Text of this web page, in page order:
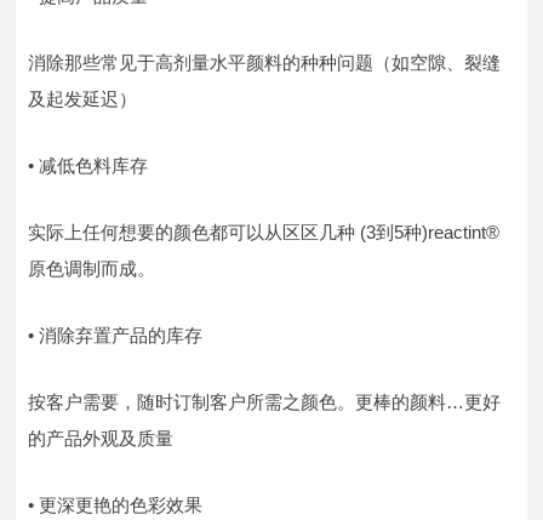
消除那些常见于高剂量水平颜料的种种问题（如空隙、裂缝
及起发延迟）
• 减低色料库存
实际上任何想要的颜色都可以从区区几种 (3到5种)reactint®
原色调制而成。
• 消除弃置产品的库存
按客户需要，随时订制客户所需之颜色。更棒的颜料…更好
的产品外观及质量
• 更深更艳的色彩效果